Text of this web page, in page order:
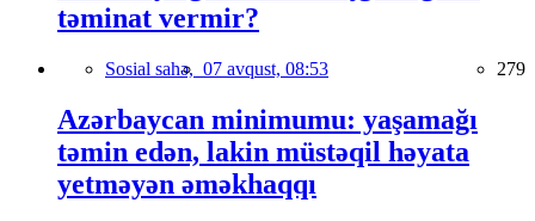
təminat vermir?
Sosial sahə, 07 avqust, 08:53 279
Azərbaycan minimumu: yaşamağı
təmin edən, lakin müstəqil həyata
yetməyən əməkhaqqı